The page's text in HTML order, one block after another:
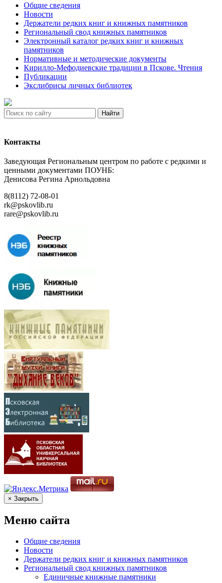
Общие сведения
Новости
Держатели редких книг и книжных памятников
Региональный свод книжных памятников
Электронный каталог редких книг и книжных
памятников
Нормативные и методические документы
Кирилло-Мефодиевские традиции в Пскове. Чтения
Публикации
Экслибрисы личных библиотек
Найти
Контакты
Заведующая Региональным центром по работе с редкими и
ценными документами ПОУНБ:
Денисова Регина Арнольдовна
8(8112) 72-08-01
rk@pskovlib.ru
rare@pskovlib.ru
× Закрыть
Меню сайта
Общие сведения
Новости
Держатели редких книг и книжных памятников
Региональный свод книжных памятников
Единичные книжные памятники